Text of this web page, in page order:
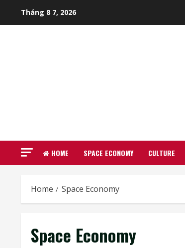
Tháng 8 7, 2026
HOME SPACE ECONOMY CULTURE
Home Space Economy
Space Economy